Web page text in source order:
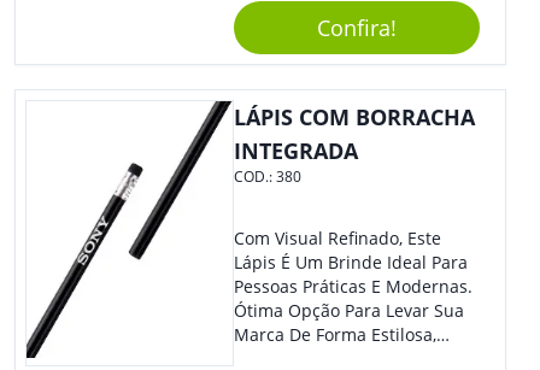
Sua Marca De Forma Estilosa,
Agregando Valor Para Sua
Empresa Em Eventos.
Confira!
LÁPIS COM BORRACHA
INTEGRADA
COD.:380
Com Visual Refinado, Este
Lápis É Um Brinde Ideal Para
Pessoas Práticas E Modernas.
Ótima Opção Para Levar Sua
Marca De Forma Estilosa,